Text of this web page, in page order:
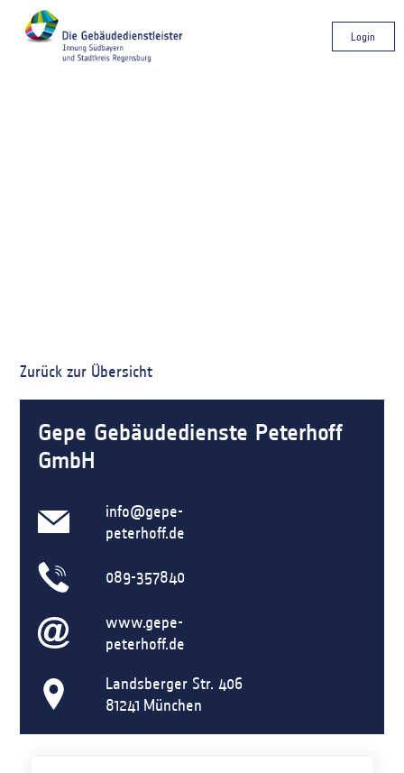
Login
Zurück zur Übersicht
Gepe Gebäudedienste Peterhoff
GmbH
info@gepe-
peterhoff.de
089-357840
www.gepe-
peterhoff.de
Landsberger Str. 406
81241 München